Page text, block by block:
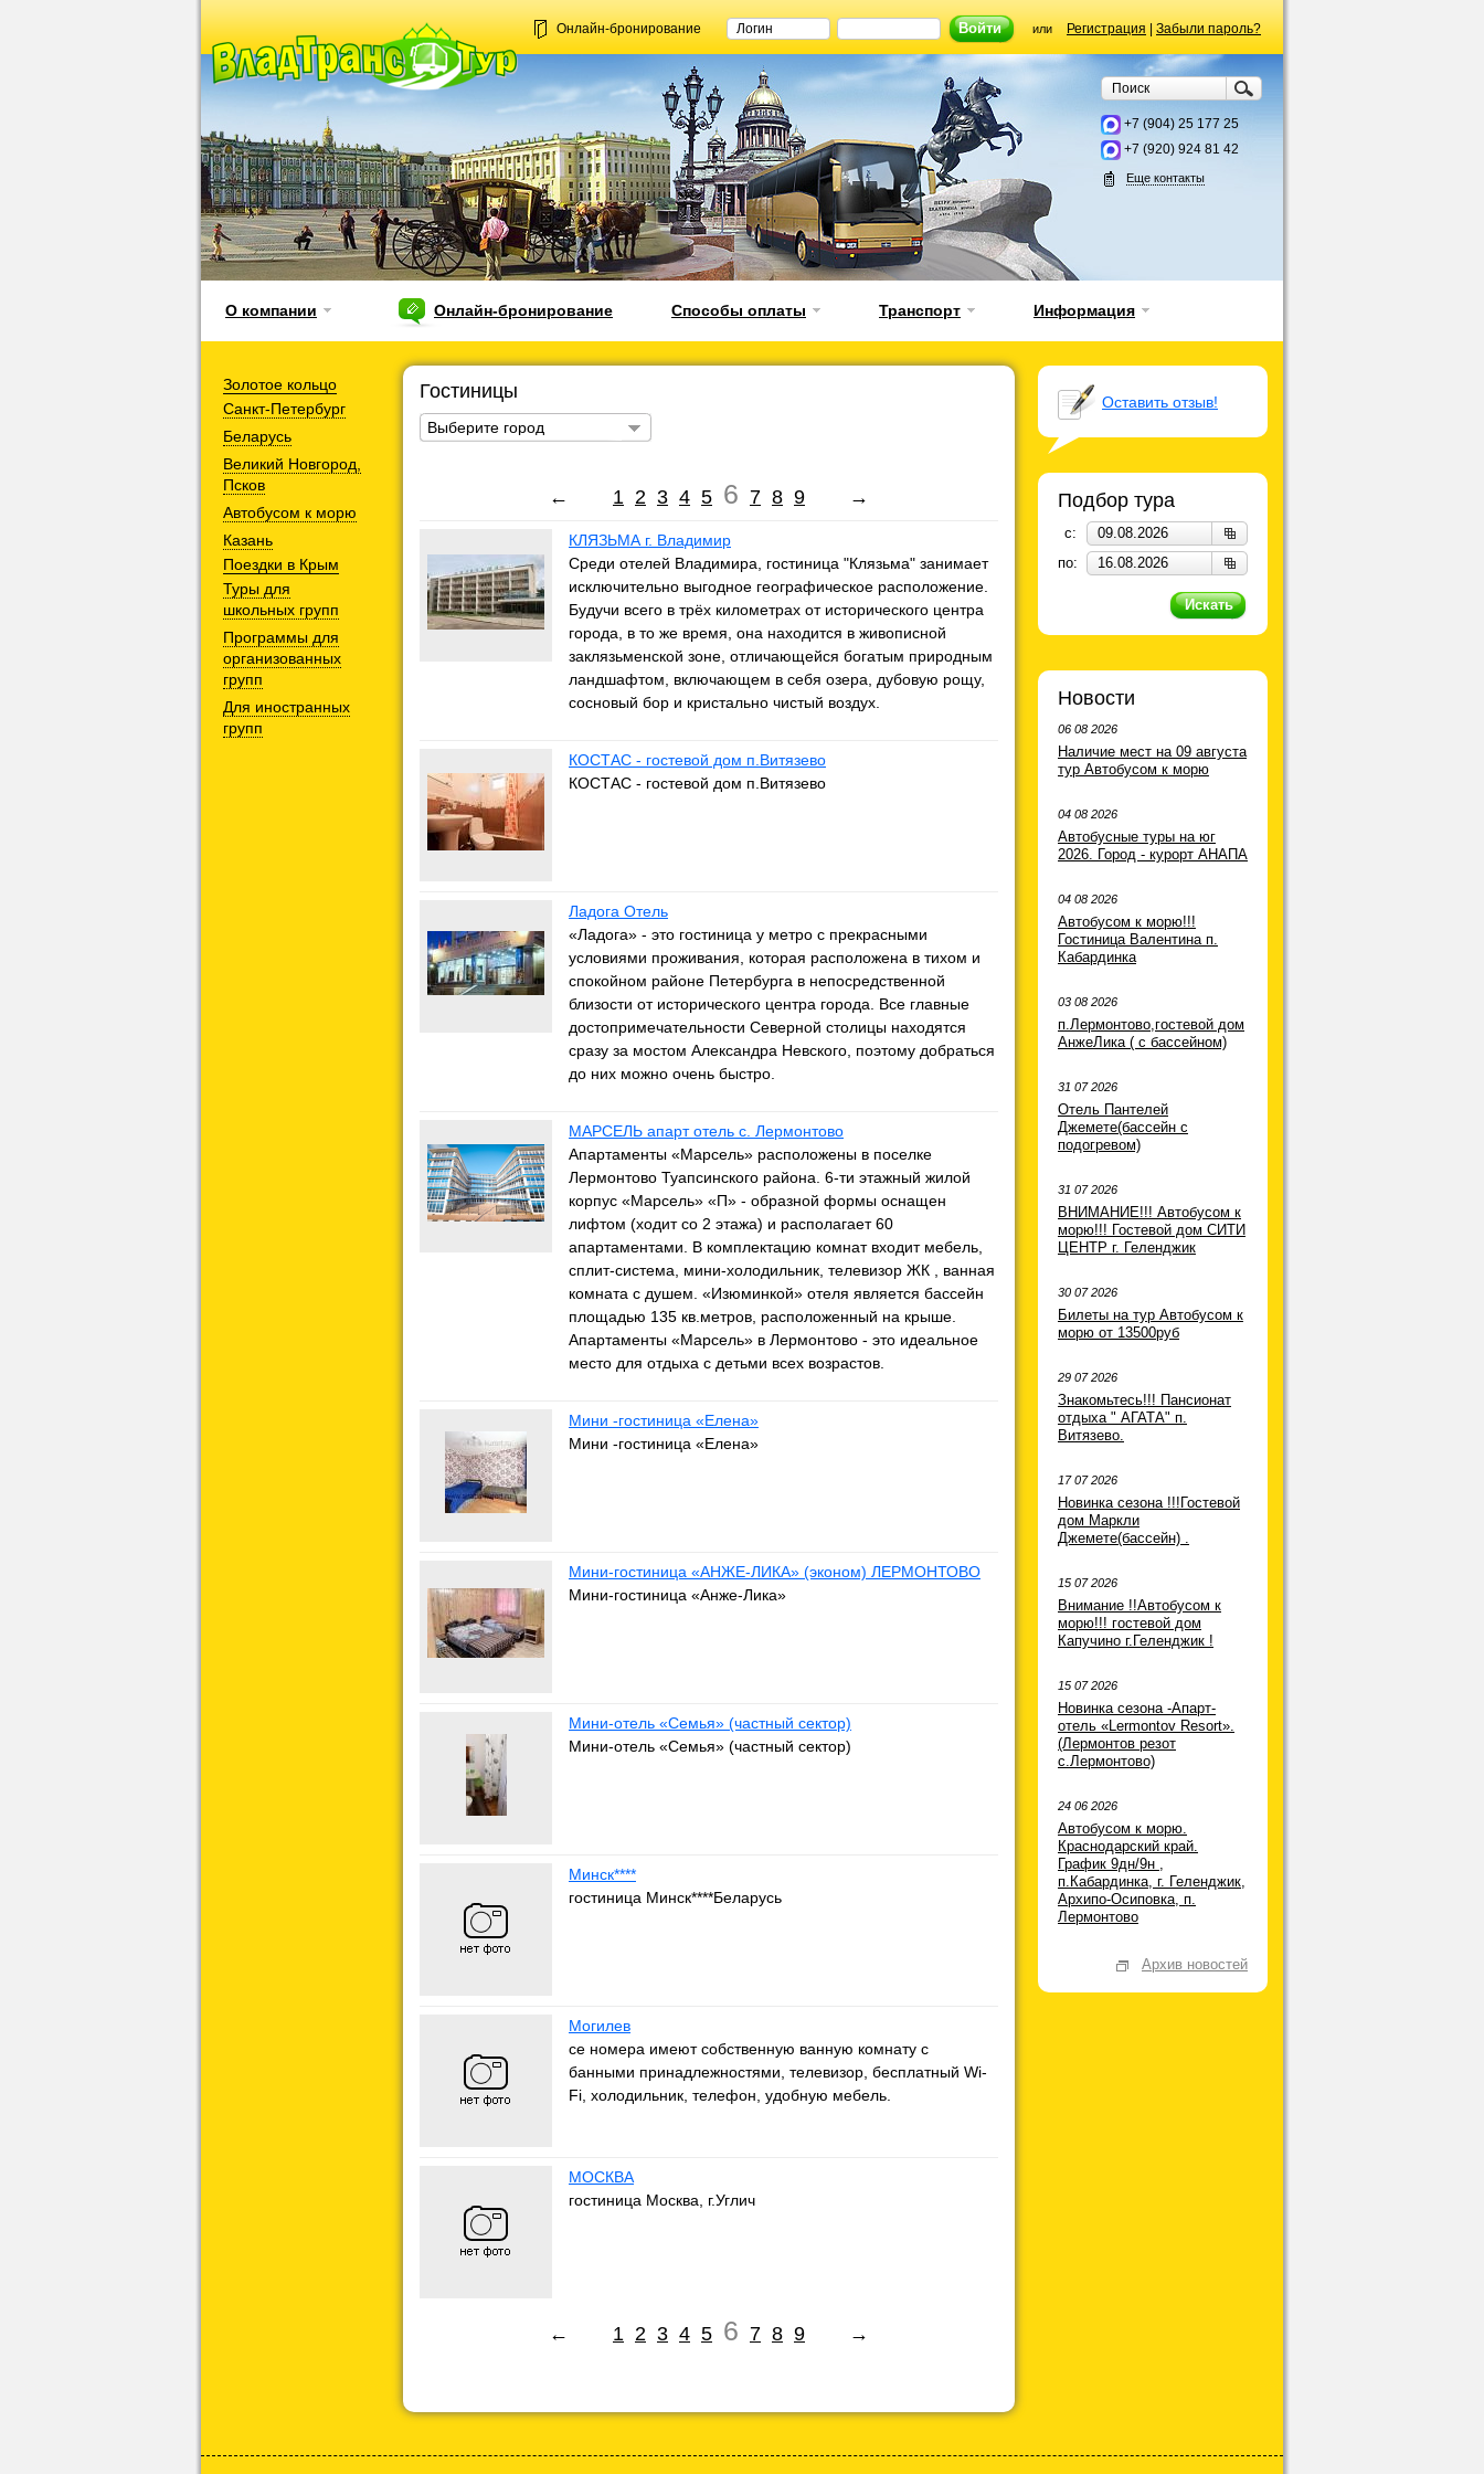
Онлайн-бронирование или Регистрация|Забыли пароль?
+7 (904) 25 177 25
+7 (920) 924 81 42
Еще контакты
О компании Онлайн-бронирование Способы оплаты Транспорт Информация
Гостиницы
Выберите город
← 1 2 3 4 5 6 7 8 9 →
КЛЯЗЬМА г. Владимир
Среди отелей Владимира, гостиница "Клязьма" занимает
исключительно выгодное географическое расположение.
Будучи всего в трёх километрах от исторического центра
города, в то же время, она находится в живописной
заклязьменской зоне, отличающейся богатым природным
ландшафтом, включающем в себя озера, дубовую рощу,
сосновый бор и кристально чистый воздух.
КОСТАС - гостевой дом п.Витязево
КОСТАС - гостевой дом п.Витязево
Ладога Отель
«Ладога» - это гостиница у метро с прекрасными
условиями проживания, которая расположена в тихом и
спокойном районе Петербурга в непосредственной
близости от исторического центра города. Все главные
достопримечательности Северной столицы находятся
сразу за мостом Александра Невского, поэтому добраться
до них можно очень быстро.
МАРСЕЛЬ апарт отель с. Лермонтово
Апартаменты «Марсель» расположены в поселке
Лермонтово Туапсинского района. 6-ти этажный жилой
корпус «Марсель» «П» - образной формы оснащен
лифтом (ходит со 2 этажа) и располагает 60
апартаментами. В комплектацию комнат входит мебель,
сплит-система, мини-холодильник, телевизор ЖК , ванная
комната с душем. «Изюминкой» отеля является бассейн
площадью 135 кв.метров, расположенный на крыше.
Апартаменты «Марсель» в Лермонтово - это идеальное
место для отдыха с детьми всех возрастов.
Мини -гостиница «Елена»
Мини -гостиница «Елена»
Мини-гостиница «АНЖЕ-ЛИКА» (эконом) ЛЕРМОНТОВО
Мини-гостиница «Анже-Лика»
Мини-отель «Семья» (частный сектор)
Мини-отель «Семья» (частный сектор)
Минск****
гостиница Минск****Беларусь
Могилев
се но­ме­ра име­ют соб­ствен­ную ван­ную ком­на­ту с
банными при­над­леж­но­стя­ми, те­ле­ви­зор, бес­плат­ный Wi-
Fi, хо­ло­диль­ник, те­ле­фон, удоб­ную ме­бель.
МОСКВА
гостиница Москва, г.Углич
← 1 2 3 4 5 6 7 8 9 →
Золотое кольцо
Санкт-Петербург
Беларусь
Великий Новгород,
Псков
Автобусом к морю
Казань
Поездки в Крым
Туры для
школьных групп
Программы для
организованных
групп
Для иностранных
групп
Оставить отзыв!
Подбор тура
c:
по:
Новости
06 08 2026
Наличие мест на 09 августа
тур Автобусом к морю
04 08 2026
Автобусные туры на юг
2026. Город - курорт АНАПА
04 08 2026
Автобусом к морю!!!
Гостиница Валентина п.
Кабардинка
03 08 2026
п.Лермонтово,гостевой дом
АнжеЛика ( с бассейном)
31 07 2026
Отель Пантелей
Джемете(бассейн с
подогревом)
31 07 2026
ВНИМАНИЕ!!! Автобусом к
морю!!! Гостевой дом СИТИ
ЦЕНТР г. Геленджик
30 07 2026
Билеты на тур Автобусом к
морю от 13500руб
29 07 2026
Знакомьтесь!!! Пансионат
отдыха " АГАТА" п.
Витязево.
17 07 2026
Новинка сезона !!!Гостевой
дом Маркли
Джемете(бассейн) .
15 07 2026
Внимание !!Автобусом к
морю!!! гостевой дом
Капучино г.Геленджик !
15 07 2026
Новинка сезона -Апарт-
отель «Lermontov Resort».
(Лермонтов резот
с.Лермонтово)
24 06 2026
Автобусом к морю.
Краснодарский край.
График 9дн/9н ,
п.Кабардинка, г. Геленджик,
Архипо-Осиповка, п.
Лермонтово
Архив новостей